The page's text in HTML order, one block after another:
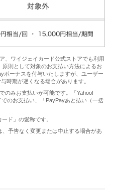
、ワイジェイカード公式ストアでも利用
則として対象のお支払い方法によるお
ボーナスを付与いたしますが、ユーザー
時期が遅くなる場合があります。
のみお支払いが可能です。「Yahoo!
のお支払い、「PayPayあと払い（一括
ド」の愛称です。
予告なく変更または中止する場合があ